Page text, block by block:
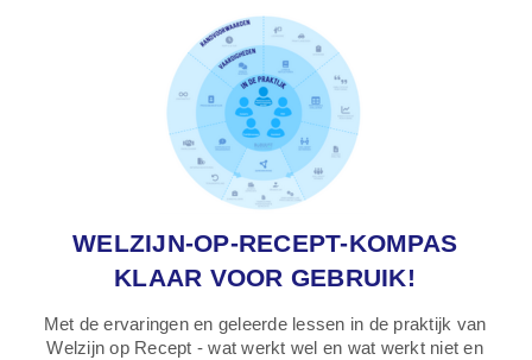
WELZIJN-OP-RECEPT-KOMPAS
KLAAR VOOR GEBRUIK!
Met de ervaringen en geleerde lessen in de praktijk van
Welzijn op Recept - wat werkt wel en wat werkt niet en